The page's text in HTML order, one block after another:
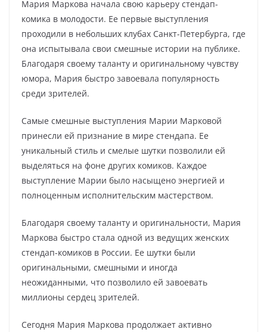
Мария Маркова начала свою карьеру стендап-
комика в молодости. Ее первые выступления
проходили в небольших клубах Санкт-Петербурга, где
она испытывала свои смешные истории на публике.
Благодаря своему таланту и оригинальному чувству
юмора, Мария быстро завоевала популярность
среди зрителей.
Самые смешные выступления Марии Марковой
принесли ей признание в мире стендапа. Ее
уникальный стиль и смелые шутки позволили ей
выделяться на фоне других комиков. Каждое
выступление Марии было насыщено энергией и
полноценным исполнительским мастерством.
Благодаря своему таланту и оригинальности, Мария
Маркова быстро стала одной из ведущих женских
стендап-комиков в России. Ее шутки были
оригинальными, смешными и иногда
неожиданными, что позволило ей завоевать
миллионы сердец зрителей.
Сегодня Мария Маркова продолжает активно